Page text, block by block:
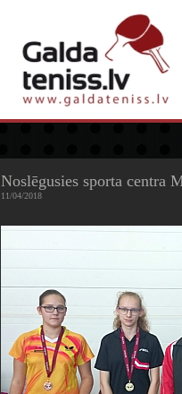
Noslēgusies sporta centra
11/04/2018